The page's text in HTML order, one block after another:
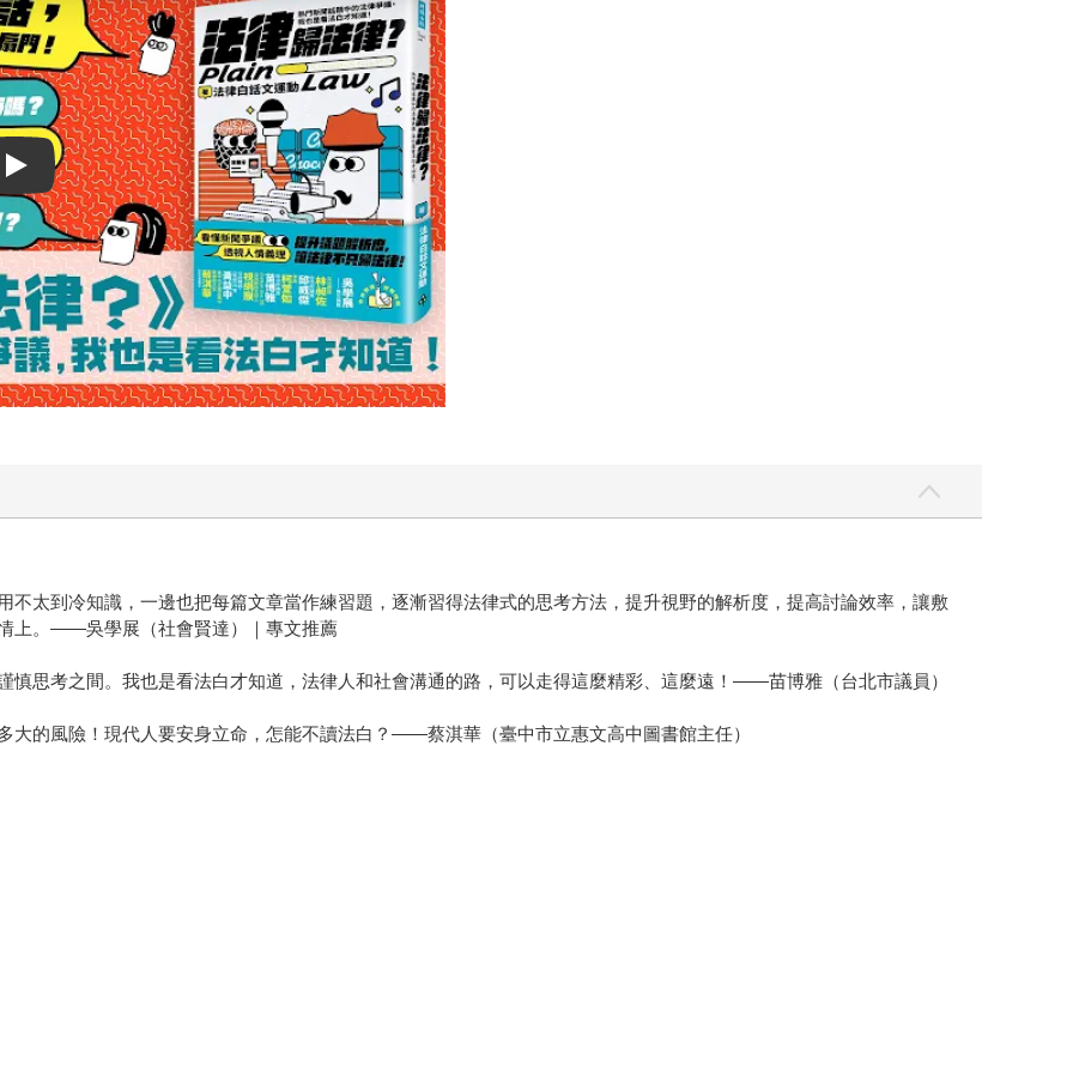
Play video
不太到冷知識，一邊也把每篇文章當作練習題，逐漸習得法律式的思考方法，提升視野的解析度，提高討論效率，讓敷
上。——吳學展（社會賢達）｜專文推薦
慎思考之間。我也是看法白才知道，法律人和社會溝通的路，可以走得這麼精彩、這麼遠！——苗博雅（台北市議員）
大的風險！現代人要安身立命，怎能不讀法白？——蔡淇華（臺中市立惠文高中圖書館主任）